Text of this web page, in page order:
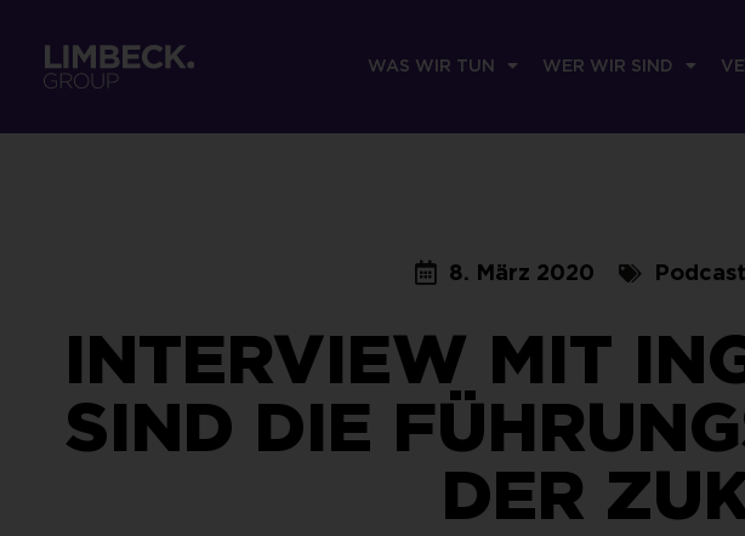
WAS WIR TUN WER WIR SIND
8. März 2020 Podcast
INTERVIEW MIT
SIND DIE
DER